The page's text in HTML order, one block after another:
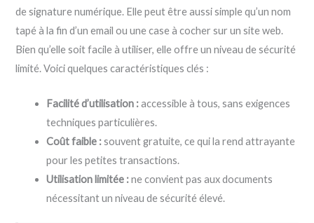
de signature numérique. Elle peut être aussi simple qu’un nom
tapé à la fin d’un email ou une case à cocher sur un site web.
Bien qu’elle soit facile à utiliser, elle offre un niveau de sécurité
limité. Voici quelques caractéristiques clés :
Facilité d’utilisation :accessible à tous, sans exigences
techniques particulières.
Coût faible :souvent gratuite, ce qui la rend attrayante
pour les petites transactions.
Utilisation limitée :ne convient pas aux documents
nécessitant un niveau de sécurité élevé.